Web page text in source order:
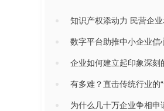
知识产权添动力 民营企
数字平台助推中小企业
企业如何建立起印象深刻
有多难？直击传统行业的
为什么几十万企业争相申